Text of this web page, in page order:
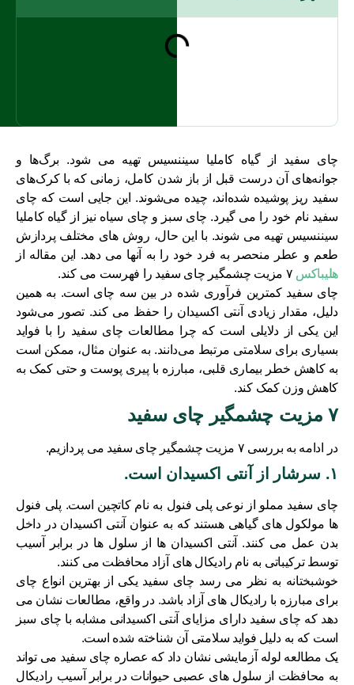
چای سفید از گیاه کاملیا سیننسیس تهیه می شود. برگ‌ها و
جوانه‌های آن درست قبل از باز شدن کامل، زمانی که با کرک‌های
سفید ریز پوشیده شده‌اند، چیده می‌شوند. این جایی است که چای
سفید نام خود را می گیرد. چای سبز و چای سیاه نیز از گیاه کاملیا
سیننسیس تهیه می شوند. با این حال، روش های مختلف پردازش
طعم و عطر منحصر به فرد خود را به آنها می دهد. این مقاله از
هلیباکس
چای سفید کمترین فرآوری شده در بین سه چای است. به همین
دلیل، مقدار زیادی آنتی اکسیدان را حفظ می کند. تصور می‌شود
این یکی از دلایلی است که چرا مطالعات چای سفید را با فواید
بسیاری برای سلامتی مرتبط می‌دانند. به عنوان مثال، ممکن است
به کاهش خطر بیماری قلبی، مبارزه با پیری پوست و حتی کمک به
کاهش وزن کمک کند.
۷ مزیت چشمگیر چای سفید
در ادامه به بررسی ۷ مزیت چشمگیر چای سفید می پردازیم.
۱. سرشار از آنتی اکسیدان است.
چای سفید مملو از نوعی پلی فنول به نام کاتچین است. پلی فنول
ها مولکول های گیاهی هستند که به عنوان آنتی اکسیدان در داخل
بدن عمل می کنند. آنتی اکسیدان ها از سلول ها در برابر آسیب
توسط ترکیباتی به نام رادیکال های آزاد محافظت می کنند.
خوشبختانه به نظر می رسد چای سفید یکی از بهترین انواع چای
برای مبارزه با رادیکال های آزاد باشد. در واقع، مطالعات نشان می
دهد که چای سفید دارای مزایای آنتی اکسیدانی مشابه با چای سبز
است که به دلیل فواید سلامتی آن شناخته شده است.
یک مطالعه لوله آزمایشی نشان داد که عصاره چای سفید می تواند
به محافظت از سلول های عصبی حیوانات در برابر آسیب رادیکال